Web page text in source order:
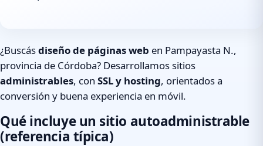
¿Buscásdiseño de páginas web en Pampayasta N.,
provincia de Córdoba? Desarrollamos sitios
administrables, con SSL y hosting, orientados a
conversión y buena experiencia en móvil.
Qué incluye un sitio autoadministrable
(referencia típica)